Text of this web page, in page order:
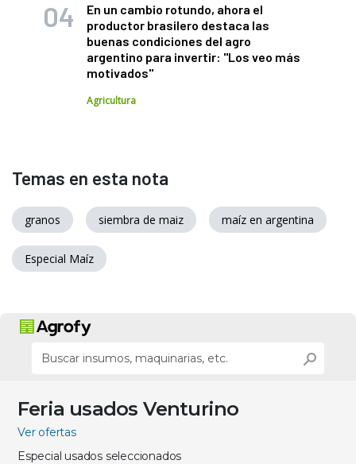
En un cambio rotundo, ahora el
productor brasilero destaca las
buenas condiciones del agro
argentino para invertir: "Los veo más
motivados"
Agricultura
Temas en esta nota
granos siembra de maiz maíz en argentina
Especial Maíz
Feria usados Venturino
Ver ofertas
Especial usados seleccionados